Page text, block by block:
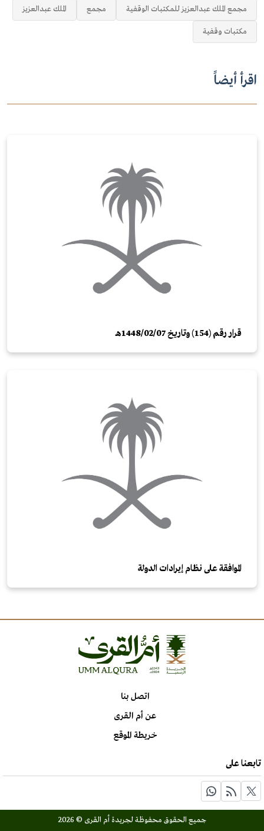
مجمع الملك عبدالعزيز للمكتبات الوقفية مجمع الملك عبدالعزيز
مكتبات وقفية
اقرأ أيضاً
قرار رقم (154) وتاريخ 1448/02/07هـ
الموافقة على نظام إيرادات الدولة
اتصل بنا
عن أم القرى
خريطة الموقع
تابعنا على
جميع الحقوق محفوظة لجريدة أم القرى © 2026